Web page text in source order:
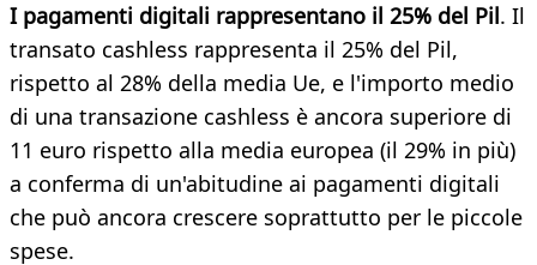
I pagamenti digitali rappresentano il 25% del Pil. Il
transato cashless rappresenta il 25% del Pil,
rispetto al 28% della media Ue, e l'importo medio
di una transazione cashless è ancora superiore di
11 euro rispetto alla media europea (il 29% in più)
a conferma di un'abitudine ai pagamenti digitali
che può ancora crescere soprattutto per le piccole
spese.